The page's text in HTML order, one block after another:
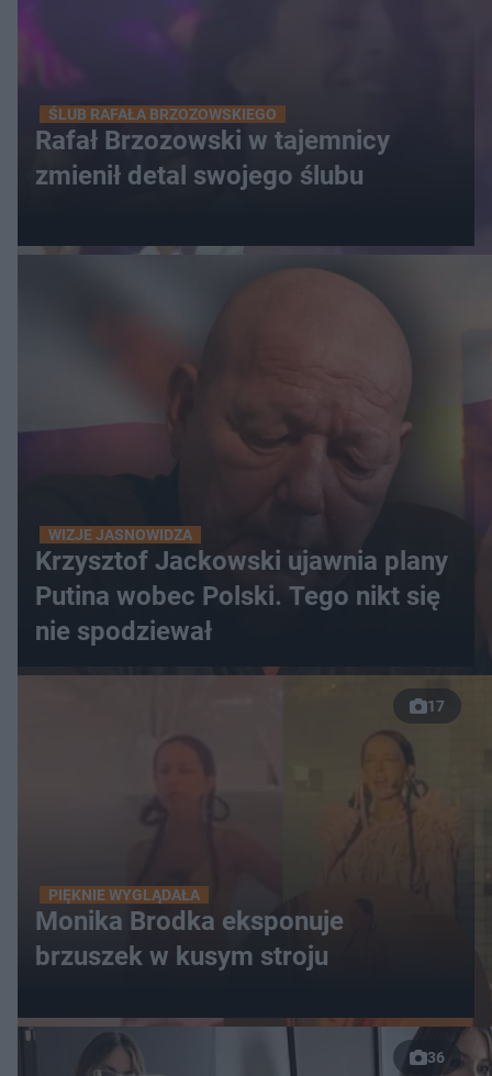
ŚLUB RAFAŁA BRZOZOWSKIEGO
Rafał Brzozowski w tajemnicy
zmienił detal swojego ślubu
WIZJE JASNOWIDZA
Krzysztof Jackowski ujawnia plany
Putina wobec Polski. Tego nikt się
nie spodziewał
17
PIĘKNIE WYGLĄDAŁA
Monika Brodka eksponuje
brzuszek w kusym stroju
36